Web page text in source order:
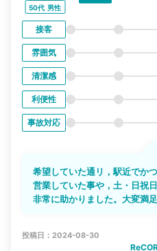
50代 男性
接客
雰囲気
清潔感
利便性
事故対応
希望していた通リ，駅近でか
営業していた事や，土・日祝
非常に助かりました。大変満足
投稿日：2024-08-30